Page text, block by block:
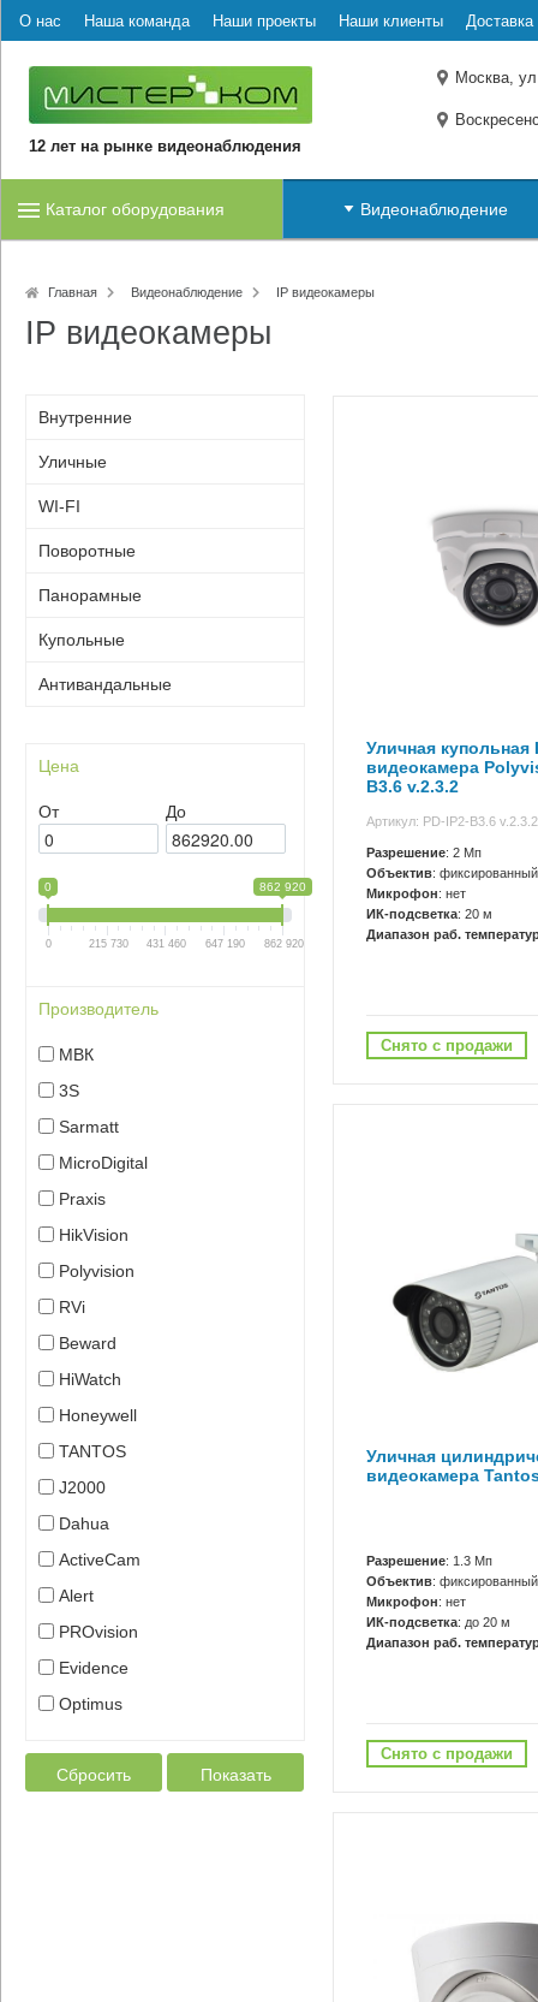
О нас Наша команда Наши проекты Наши клиенты Доставка
12 лет на рынке видеонаблюдения
Москва,
Каталог оборудования Видеонаблюдение
Главная Видеонаблюдение IP видеокамеры
IP видеокамеры
Внутренние
Уличные
WI-FI
Поворотные
Панорамные
Купольные
Антивандальные
Цена
От До
0 862 920
0 215 730 431 460 647 190 862 920
Производитель
МВК
3S
Sarmatt
MicroDigital
Praxis
HikVision
Polyvision
RVi
Beward
HiWatch
Honeywell
TANTOS
J2000
Dahua
ActiveCam
Alert
PROvision
Evidence
Optimus
Сбросить Показать
Уличная купольная
видеокамера
B3.6 v.2.3.2
Артикул: PD-IP2-B3.6 v.2.3.2
Разрешение: 2 Мп
Объектив: фиксированный
Микрофон: нет
ИК-подсветка: 20 м
Диапазон раб.
Снято с продажи
Уличная
видеокамера
Разрешение: 1.3 Мп
Объектив: фиксированный
Микрофон: нет
ИК-подсветка: до 20 м
Диапазон раб.
Снято с продажи